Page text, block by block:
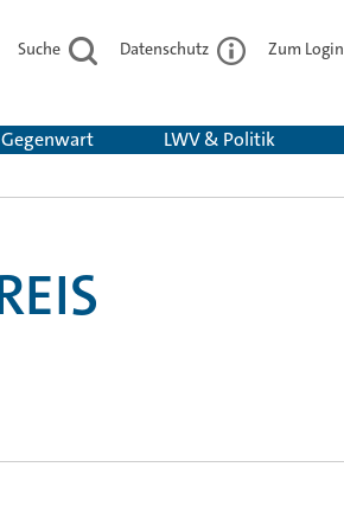
Suche Datenschutz Zum Login
LWV & Politik